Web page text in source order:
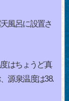
風呂に設置さ
はちょうど真
源泉温度は38.